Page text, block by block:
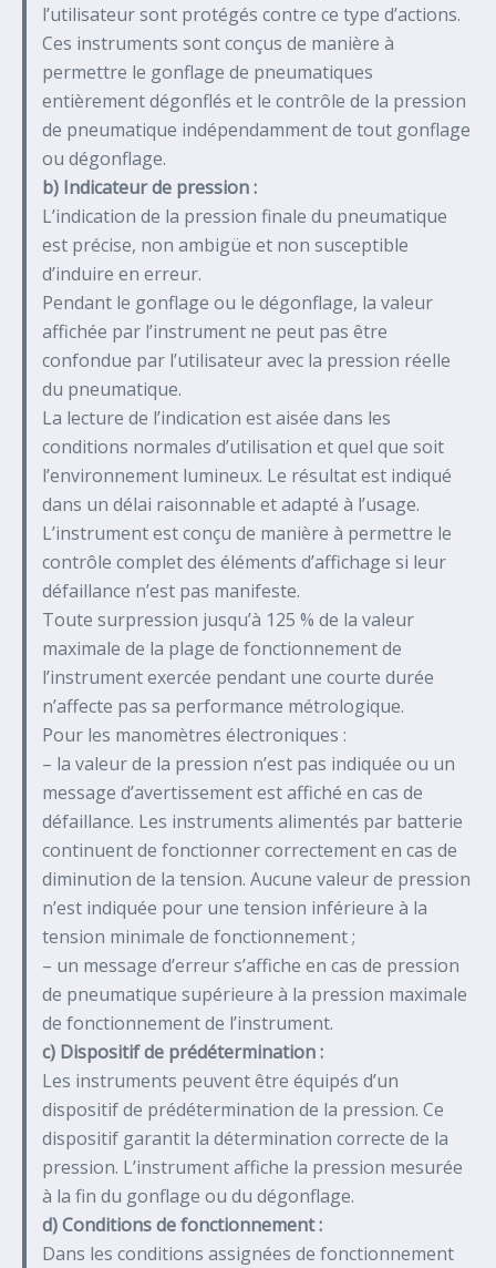
l’utilisateur sont protégés contre ce type d’actions.
Ces instruments sont conçus de manière à
permettre le gonflage de pneumatiques
entièrement dégonflés et le contrôle de la pression
de pneumatique indépendamment de tout gonflage
ou dégonflage.
b) Indicateur de pression :
L’indication de la pression finale du pneumatique
est précise, non ambigüe et non susceptible
d’induire en erreur.
Pendant le gonflage ou le dégonflage, la valeur
affichée par l’instrument ne peut pas être
confondue par l’utilisateur avec la pression réelle
du pneumatique.
La lecture de l’indication est aisée dans les
conditions normales d’utilisation et quel que soit
l’environnement lumineux. Le résultat est indiqué
dans un délai raisonnable et adapté à l’usage.
L’instrument est conçu de manière à permettre le
contrôle complet des éléments d’affichage si leur
défaillance n’est pas manifeste.
Toute surpression jusqu’à 125 % de la valeur
maximale de la plage de fonctionnement de
l’instrument exercée pendant une courte durée
n’affecte pas sa performance métrologique.
Pour les manomètres électroniques :
– la valeur de la pression n’est pas indiquée ou un
message d’avertissement est affiché en cas de
défaillance. Les instruments alimentés par batterie
continuent de fonctionner correctement en cas de
diminution de la tension. Aucune valeur de pression
n’est indiquée pour une tension inférieure à la
tension minimale de fonctionnement ;
– un message d’erreur s’affiche en cas de pression
de pneumatique supérieure à la pression maximale
de fonctionnement de l’instrument.
c) Dispositif de prédétermination :
Les instruments peuvent être équipés d’un
dispositif de prédétermination de la pression. Ce
dispositif garantit la détermination correcte de la
pression. L’instrument affiche la pression mesurée
à la fin du gonflage ou du dégonflage.
d) Conditions de fonctionnement :
Dans les conditions assignées de fonctionnement